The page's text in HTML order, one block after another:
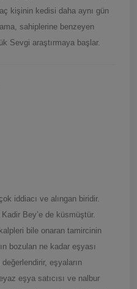
kişinin kedisi daha aynı gün
sahiplerine benzeyen
Sevgi araştırmaya başlar.
iddiacı ve alıngan biridir.
Bey’e de küsmüştür.
bile onaran tamircinin
bozulan ne kadar eşyası
eşyaların
eşya satıcısı ve nalbur